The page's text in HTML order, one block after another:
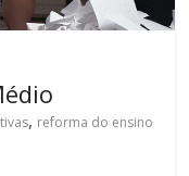
, reforma do ensino